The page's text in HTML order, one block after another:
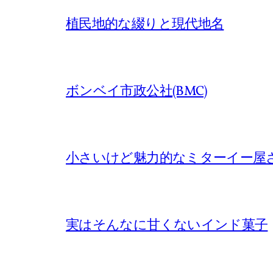
植民地的な綴りと現代地名
ボンベイ市政公社(BMC)
小さいけど魅力的なミターイー屋
実はそんなに甘くないインド菓子